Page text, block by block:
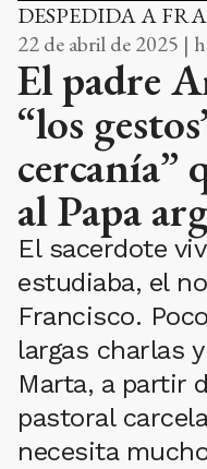
DESPEDIDA A
22 de abril de 2025 |
El padre
“los
cercanía”
al Papa
El sacerdote
estudiaba, el
Francisco.
largas charlas
Marta, a partir
pastoral
necesita